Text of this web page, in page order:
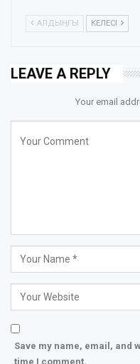
АЛДЫҢҒЫ КЕЛЕСІ
LEAVE A REPLY
Your email
Save my name, email, and
time I comment.